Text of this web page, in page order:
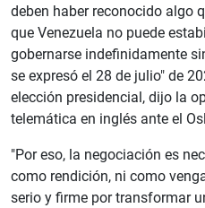
deben haber reconocido algo
que Venezuela no puede
gobernarse indefinidamente
se expresó el 28 de julio" de
elección presidencial, dijo la
telemática en inglés ante el
"Por eso, la negociación es
como rendición, ni como
serio y firme por transformar